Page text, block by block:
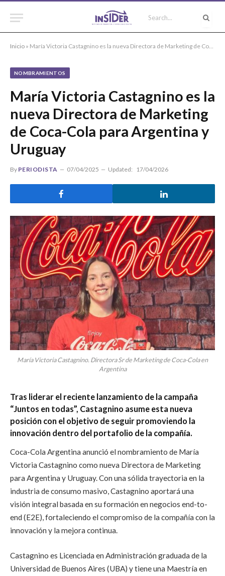
Inicio » María Victoria Castagnino es la nueva Directora de Marketing de Coca-Cola para Argentina y Uruguay
NOMBRAMIENTOS
María Victoria Castagnino es la
nueva Directora de Marketing
de Coca-Cola para Argentina y
Uruguay
By PERIODISTA 07/04/2025 Updated: 17/04/2026
María Victoria Castagnino. Directora Sr de Marketing de Coca-Cola en
Argentina
Tras liderar el reciente lanzamiento de la campaña
“Juntos en todas”, Castagnino asume esta nueva
posición con el objetivo de seguir promoviendo la
innovación dentro del portafolio de la compañía.
Coca-Cola Argentina anunció el nombramiento de María
Victoria Castagnino como nueva Directora de Marketing
para Argentina y Uruguay. Con una sólida trayectoria en la
industria de consumo masivo, Castagnino aportará una
visión integral basada en su formación en negocios end-to-
end (E2E), fortaleciendo el compromiso de la compañía con la
innovación y la mejora continua.
Castagnino es Licenciada en Administración graduada de la
Universidad de Buenos Aires (UBA) y tiene una Maestría en